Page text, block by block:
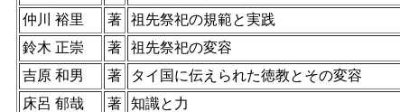
仲川 裕里
著 祖先祭祀の規範と実践
鈴木 正崇
著 祖先祭祀の変容
吉原 和男
著 タイ国に伝えられた徳教とその変容
床呂 郁哉
著 知識と力